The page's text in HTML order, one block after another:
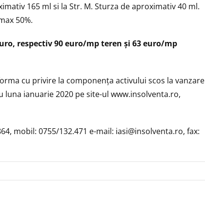
165 ml si la Str. M. Sturza de aproximativ 40 ml.
50%.
respectiv 90 euro/mp teren și 63 euro/mp
cu privire la componența activului scos la vanzare
luna ianuarie 2020 pe site-ul www.insolventa.ro,
mobil: 0755/132.471 e-mail: iasi@insolventa.ro, fax: